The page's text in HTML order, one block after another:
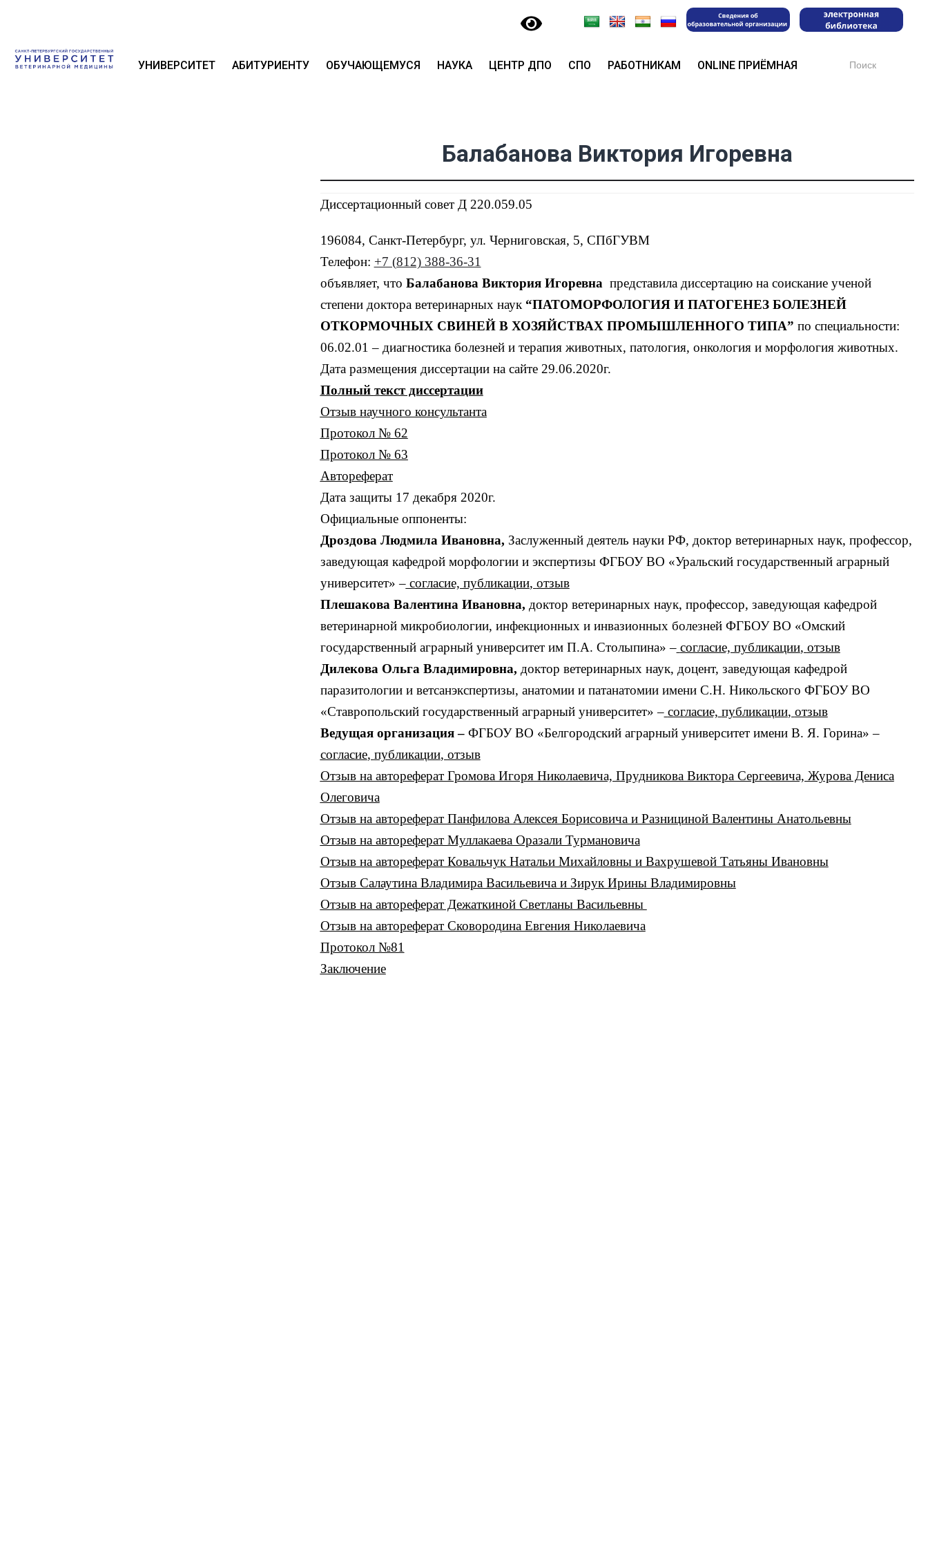
УНИВЕРСИТЕТ АБИТУРИЕНТУ ОБУЧАЮЩЕМУСЯ НАУКА ЦЕНТР ДПО СПО РАБОТНИКАМ ONLINE ПРИЁМНАЯ for:
Балабанова Виктория Игоревна
Диссертационный совет Д 220.059.05
196084, Санкт-Петербург, ул. Черниговская, 5, СПбГУВМ
Телефон: +7 (812) 388-36-31
объявляет, что Балабанова Виктория Игоревна представила диссертацию на соискание ученой
степени доктора ветеринарных наук “ПАТОМОРФОЛОГИЯ И ПАТОГЕНЕЗ БОЛЕЗНЕЙ
ОТКОРМОЧНЫХ СВИНЕЙ В ХОЗЯЙСТВАХ ПРОМЫШЛЕННОГО ТИПА” по специальности:
06.02.01 – диагностика болезней и терапия животных, патология, онкология и морфология животных.
Дата размещения диссертации на сайте 29.06.2020г.
Полный текст диссертации
Отзыв научного консультанта
Протокол № 62
Протокол № 63
Автореферат
Дата защиты 17 декабря 2020г.
Официальные оппоненты:
Дроздова Людмила Ивановна, Заслуженный деятель науки РФ, доктор ветеринарных наук, профессор,
заведующая кафедрой морфологии и экспертизы ФГБОУ ВО «Уральский государственный аграрный
университет»–согласие, публикации, отзыв
Плешакова Валентина Ивановна, доктор ветеринарных наук, профессор, заведующая кафедрой
ветеринарной микробиологии, инфекционных и инвазионных болезней ФГБОУ ВО «Омский
государственный аграрный университет им П.А. Столыпина» – согласие, публикации, отзыв
Дилекова Ольга Владимировна, доктор ветеринарных наук, доцент, заведующая кафедрой
паразитологии и ветсанэкспертизы, анатомии и патанатомии имени С.Н. Никольского ФГБОУ ВО
«Ставропольский государственный аграрный университет» – согласие, публикации, отзыв
Ведущая организация –ФГБОУ ВО «Белгородский аграрный университет имени В. Я. Горина» –
согласие, публикации, отзыв
Отзыв на автореферат Громова Игоря Николаевича, Прудникова Виктора Сергеевича, Журова Дениса
Олеговича
Отзыв на автореферат Панфилова Алексея Борисовича и Разнициной Валентины Анатольевны
Отзыв на автореферат Муллакаева Оразали Турмановича
Отзыв на автореферат Ковальчук Натальи Михайловны и Вахрушевой Татьяны Ивановны
Отзыв Салаутина Владимира Васильевича и Зирук Ирины Владимировны
Отзыв на автореферат Дежаткиной Светланы Васильевны
Отзыв на автореферат Сковородина Евгения Николаевича
Протокол №81
Заключение